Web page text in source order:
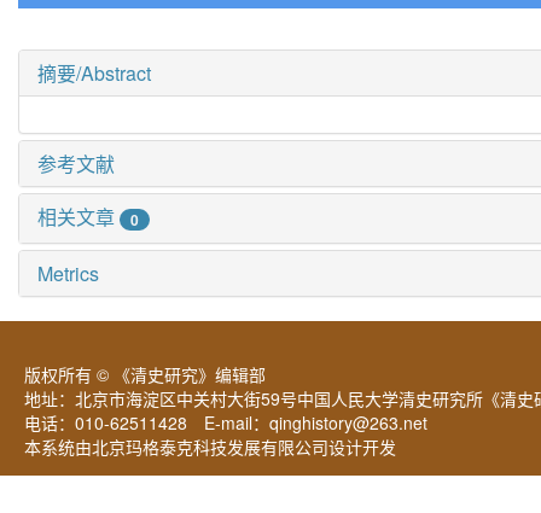
摘要/Abstract
参考文献
相关文章
0
Metrics
版权所有 © 《清史研究》编辑部
地址：北京市海淀区中关村大街59号中国人民大学清史研究所《
电话：010-62511428 E-mail： qinghistory@263.net
本系统由北京玛格泰克科技发展有限公司设计开发